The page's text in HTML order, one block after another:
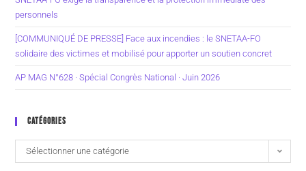
personnels
[COMMUNIQUÉ DE PRESSE] Face aux incendies : le SNETAA-FO
solidaire des victimes et mobilisé pour apporter un soutien concret
AP MAG N°628 · Spécial Congrès National · Juin 2026
CATÉGORIES
Sélectionner une catégorie